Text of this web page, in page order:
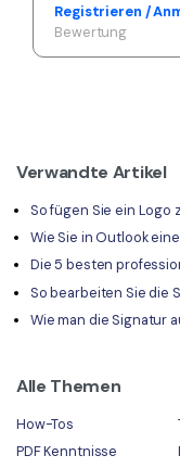
Registrieren /
Bewertung
Verwandte Artikel
So fügen Sie ein
Wie Sie in Outlook
Die 5 besten
So bearbeiten Sie die
Wie man die Signatur
Alle Themen
How-Tos
PDF Kenntnisse